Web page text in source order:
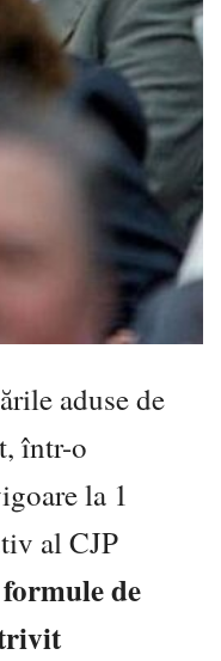
aduse de
într-o
la 1
al CJP
de